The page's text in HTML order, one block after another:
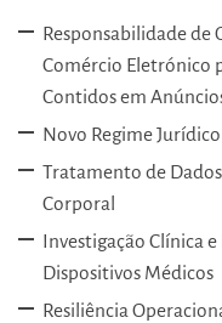
Responsabilidade de
Comércio Eletrónico
Contidos em
Novo Regime
Tratamento de
Corporal
Investigação Clínica
Dispositivos Médicos
Resiliência